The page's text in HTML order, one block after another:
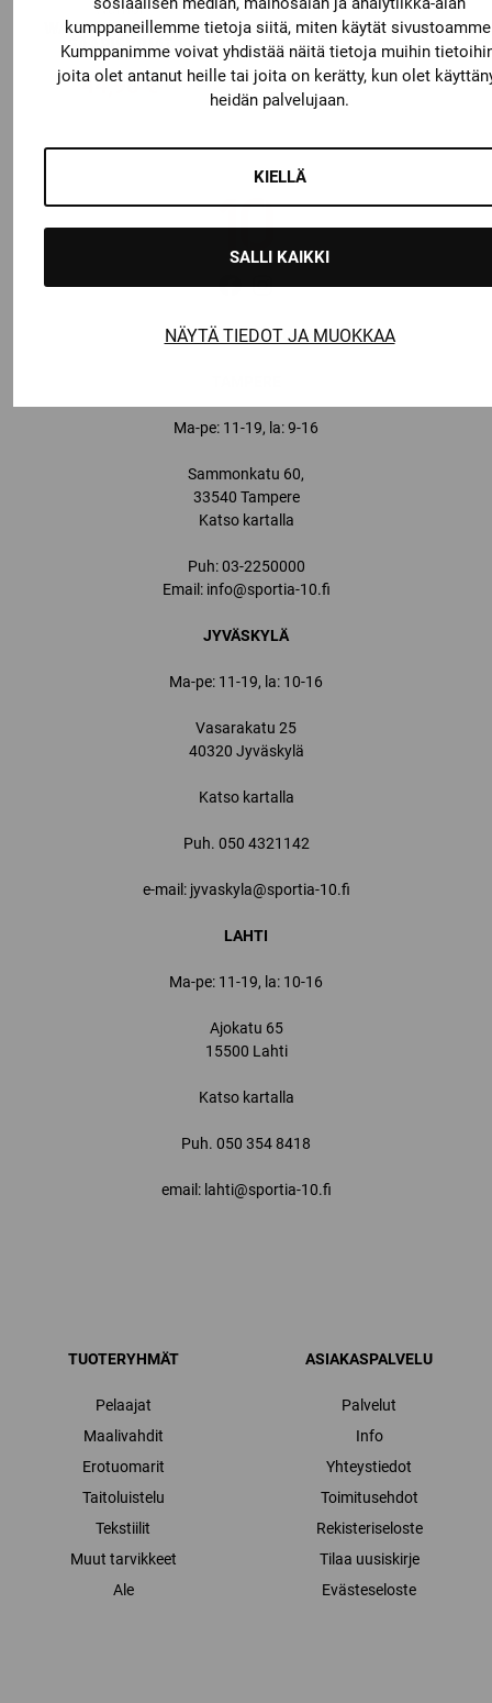
kumppaneillemme tietoja siitä, miten käytät
Kumppanimme voivat yhdistää näitä tietoja muihin
joita olet antanut heille tai joita on kerätty, kun olet
heidän palvelujaan.
KIELLÄ
SALLI KAIKKI
NÄYTÄ TIEDOT JA MUOKKAA
Warrior
WARRIOR ALPHA DX
SÄÄRISUOJAT
44,90€
YHTEYSTIEDOT
Ma-pe: 11-19, la: 9-16
Sammonkatu 60,
33540 Tampere
Katso kartalla
Puh:03-2250000
Email: info@sportia-10.fi
JYVÄSKYLÄ
Ma-pe: 11-19, la: 10-16
Vasarakatu 25
40320 Jyväskylä
Katso kartalla
Puh. 050 4321142
e-mail: jyvaskyla@sportia-10.fi
LAHTI
Ma-pe: 11-19, la: 10-16
Ajokatu 65
15500 Lahti
Katso kartalla
Puh. 050 354 8418
email: lahti@sportia-10.fi
TUOTERYHMÄT
Pelaajat
Maalivahdit
Erotuomarit
Taitoluistelu
Tekstiilit
Muut tarvikkeet
Ale
ASIAKASPALVELU
Palvelut
Info
Yhteystiedot
Toimitusehdot
Rekisteriseloste
Tilaa uusiskirje
Evästeseloste